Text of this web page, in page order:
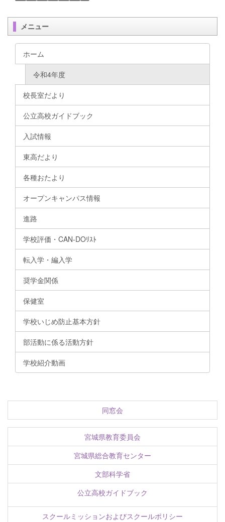
メニュー
ホーム
令和4年度
校長室だより
公立高校ガイドブック
入試情報
東高だより
各種おたより
オープンキャンパス情報
進路
学校評価・CAN-DOﾘｽﾄ
転入学・編入学
奨学金関係
保健室
学校いじめ防止基本方針
部活動に係る活動方針
学校紹介動画
同窓会
宮城県教育委員会
宮城県総合教育センター
文部科学省
公立高校ガイドブック
スクールミッションおよびスクールポリシー